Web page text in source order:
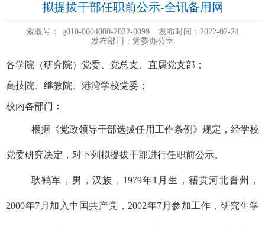
拟提拔干部任职前公示-全讯备用网
索取号： g010-0604000-2022-0099
发布时间：2022-02-24
发布部门：党委办公室
各学院（研究院）党委、党总支、直属党支部；
高技院、继教院、港湾学校党委；
校内各部门 ：
根据《党政领导干部选拔任用工作条例》规定，经学校
党委研究决定，对下列拟提拔干部进行任职前公示。
耿鹤军，男，汉族，1979年1月生，籍贯河北晋州，
2000年7月加入中国共产党，2002年7月参加工作，研究生学